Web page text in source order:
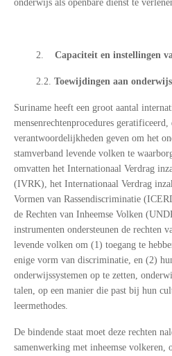
onderwijs als openbare dienst te
2. Capaciteit en instellingen
2.2. Toewijdingen aan onderwijs
Suriname heeft een groot aantal
mensenrechtenprocedures
verantwoordelijkheden geven om het
stamverband levende volken te
omvatten het Internationaal Verdrag
(IVRK), het Internationaal Verdrag
Vormen van Rassendiscriminatie
de Rechten van Inheemse Volken
instrumenten ondersteunen de rechten
levende volken om (1) toegang te
enige vorm van discriminatie, en (2)
onderwijssystemen op te zetten,
talen, op een manier die past bij hun
leermethodes.
De bindende staat moet deze rechten
samenwerking met inheemse volkeren,